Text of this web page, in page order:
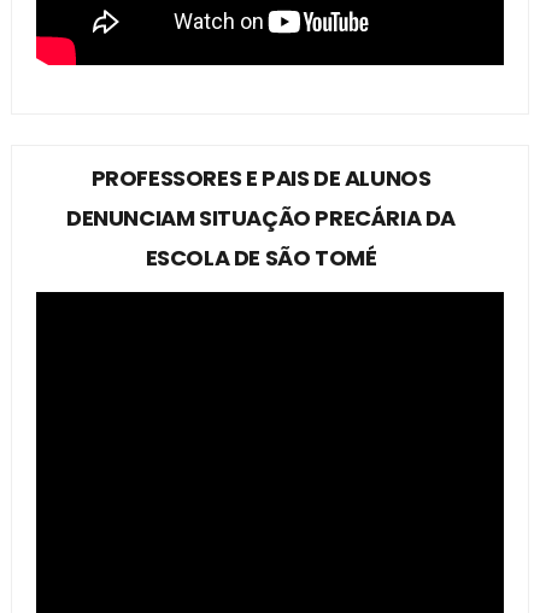
PROFESSORES E PAIS DE ALUNOS
DENUNCIAM SITUAÇÃO PRECÁRIA DA
ESCOLA DE SÃO TOMÉ